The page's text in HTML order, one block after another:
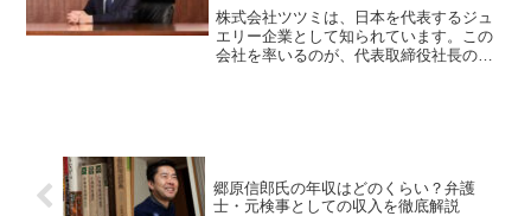
成果
株式会社ツツミは、日本を代表するジュ
エリー企業として知られています。この
会社を率いるのが、代表取締役社長の互
郷原信郎氏の年収はどのくらい？弁護
士・元検事としての収入を徹底解説